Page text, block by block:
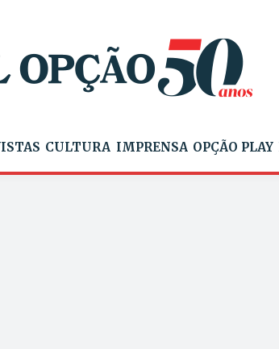
CULTURA IMPRENSA OPÇÃO PLAY